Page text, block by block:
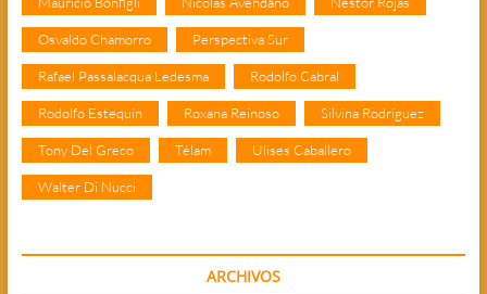
Osvaldo Chamorro Perspectiva Sur
Rafael Passalacqua Ledesma Rodolfo Cabral
Rodolfo Estequin Roxana Reinoso Silvina Rodríguez
Tony Del Greco Télam Ulises Caballero
Walter Di Nucci
ARCHIVOS